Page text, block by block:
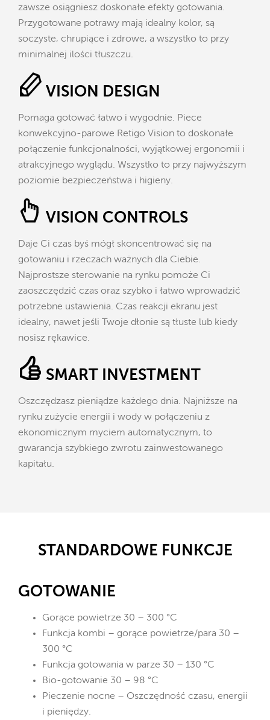
zawsze osiągniesz doskonałe efekty gotowania.
Przygotowane potrawy mają idealny kolor, są
soczyste, chrupiące i zdrowe, a wszystko to przy
minimalnej ilości tłuszczu.
VISION DESIGN
Pomaga gotować łatwo i wygodnie. Piece
konwekcyjno-parowe Retigo Vision to doskonałe
połączenie funkcjonalności, wyjątkowej ergonomii i
atrakcyjnego wyglądu. Wszystko to przy najwyższym
poziomie bezpieczeństwa i higieny.
VISION CONTROLS
Daje Ci czas byś mógł skoncentrować się na
gotowaniu i rzeczach ważnych dla Ciebie.
Najprostsze sterowanie na rynku pomoże Ci
zaoszczędzić czas oraz szybko i łatwo wprowadzić
potrzebne ustawienia. Czas reakcji ekranu jest
idealny, nawet jeśli Twoje dłonie są tłuste lub kiedy
nosisz rękawice.
SMART INVESTMENT
Oszczędzasz pieniądze każdego dnia. Najniższe na
rynku zużycie energii i wody w połączeniu z
ekonomicznym myciem automatycznym, to
gwarancja szybkiego zwrotu zainwestowanego
kapitału.
STANDARDOWE FUNKCJE
GOTOWANIE
Gorące powietrze 30 – 300 °C
Funkcja kombi – gorące powietrze/para 30 –
300 °C
Funkcja gotowania w parze 30 – 130 °C
Bio-gotowanie 30 – 98 °C
Pieczenie nocne – Oszczędność czasu, energii
i pieniędzy.